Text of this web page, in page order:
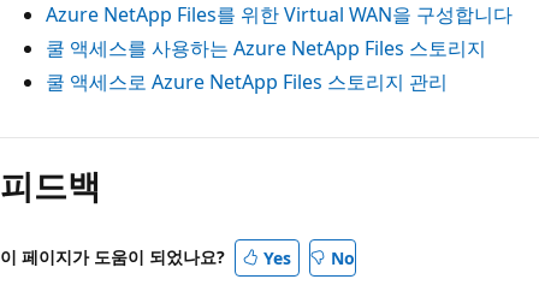
Azure NetApp Files를 위한 Virtual WAN을 구성합니다
쿨 액세스를 사용하는 Azure NetApp Files 스토리지
쿨 액세스로 Azure NetApp Files 스토리지 관리
피드백
이 페이지가 도움이 되었나요? Yes No